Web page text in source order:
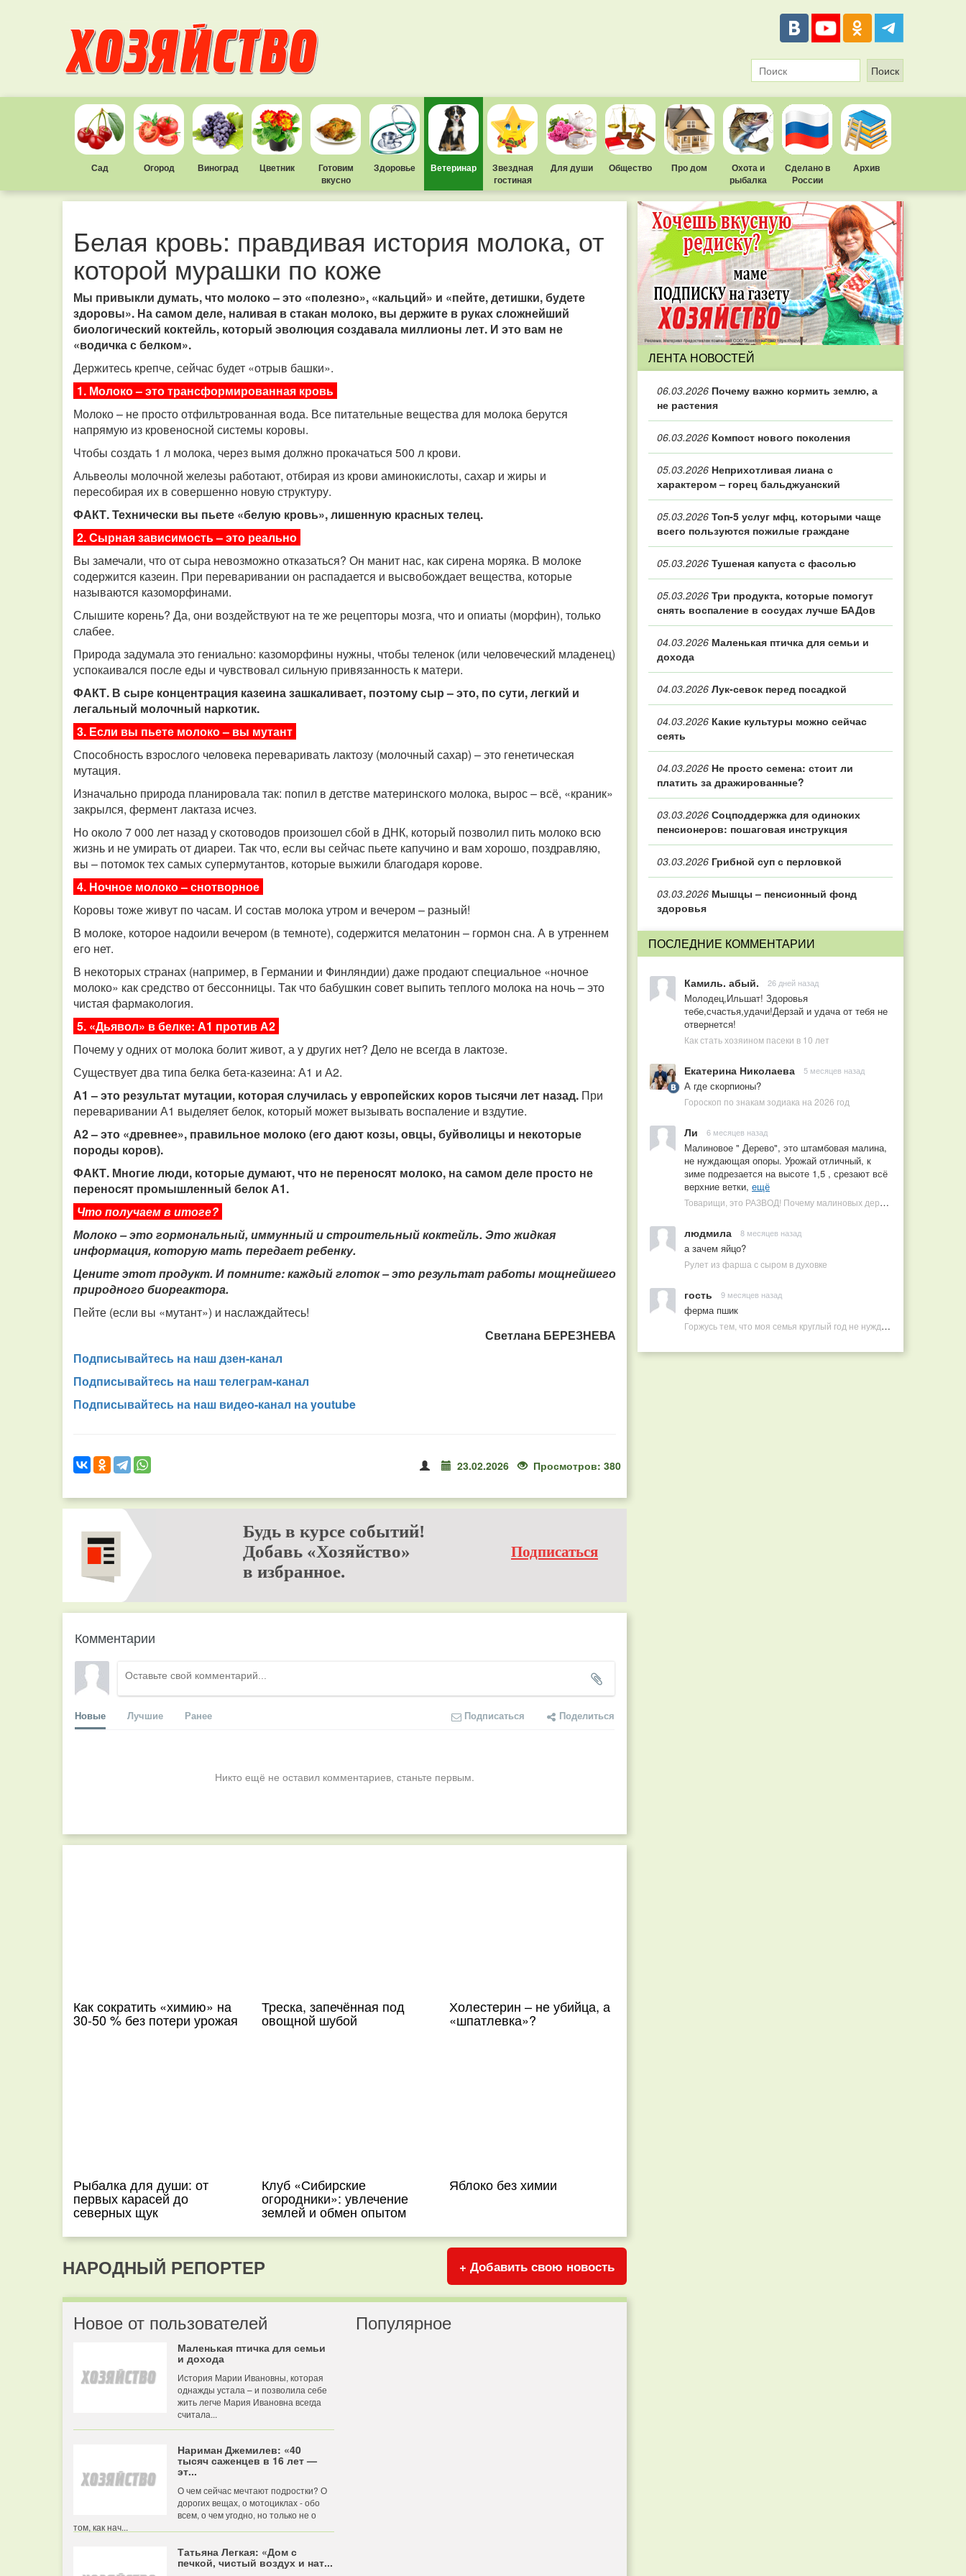
Сад Огород Виноград Цветник
Готовим
вкусно
Здоровье Ветеринар
Звездная
гостиная
Для души Общество Про дом
Охота и
рыбалка
Сделано в
России
Архив
Белая кровь: правдивая история молока, от
которой мурашки по коже
Мы привыкли думать, что молоко – это «полезно», «кальций» и «пейте, детишки, будете
здоровы». На самом деле, наливая в стакан молоко, вы держите в руках сложнейший
биологический коктейль, который эволюция создавала миллионы лет. И это вам не
«водичка с белком».
Держитесь крепче, сейчас будет «отрыв башки».
1. Молоко – это трансформированная кровь
Молоко – не просто отфильтрованная вода. Все питательные вещества для молока берутся
напрямую из кровеносной системы коровы.
Чтобы создать 1 л молока, через вымя должно прокачаться 500 л крови.
Альвеолы молочной железы работают, отбирая из крови аминокислоты, сахар и жиры и
пересобирая их в совершенно новую структуру.
ФАКТ. Технически вы пьете «белую кровь», лишенную красных телец.
2. Сырная зависимость – это реально
Вы замечали, что от сыра невозможно отказаться? Он манит нас, как сирена моряка. В молоке
содержится казеин. При переваривании он распадается и высвобождает вещества, которые
называются казоморфинами.
Слышите корень? Да, они воздействуют на те же рецепторы мозга, что и опиаты (морфин), только
слабее.
Природа задумала это гениально: казоморфины нужны, чтобы теленок (или человеческий младенец)
успокаивался после еды и чувствовал сильную привязанность к матери.
ФАКТ. В сыре концентрация казеина зашкаливает, поэтому сыр – это, по сути, легкий и
легальный молочный наркотик.
3. Если вы пьете молоко – вы мутант
Способность взрослого человека переваривать лактозу (молочный сахар) – это генетическая
мутация.
Изначально природа планировала так: попил в детстве материнского молока, вырос – всё, «краник»
закрылся, фермент лактаза исчез.
Но около 7 000 лет назад у скотоводов произошел сбой в ДНК, который позволил пить молоко всю
жизнь и не умирать от диареи. Так что, если вы сейчас пьете капучино и вам хорошо, поздравляю,
вы – потомок тех самых супермутантов, которые выжили благодаря корове.
4. Ночное молоко – снотворное
Коровы тоже живут по часам. И состав молока утром и вечером – разный!
В молоке, которое надоили вечером (в темноте), содержится мелатонин – гормон сна. А в утреннем
его нет.
В некоторых странах (например, в Германии и Финляндии) даже продают специальное «ночное
молоко» как средство от бессонницы. Так что бабушкин совет выпить теплого молока на ночь – это
чистая фармакология.
5. «Дьявол» в белке: А1 против А2
Почему у одних от молока болит живот, а у других нет? Дело не всегда в лактозе.
Существует два типа белка бета-казеина: А1 и А2.
А1 – это результат мутации, которая случилась у европейских коров тысячи лет назад. При
переваривании А1 выделяет белок, который может вызывать воспаление и вздутие.
А2 – это «древнее», правильное молоко (его дают козы, овцы, буйволицы и некоторые
породы коров).
ФАКТ. Многие люди, которые думают, что не переносят молоко, на самом деле просто не
переносят промышленный белок А1.
Что получаем в итоге?
Молоко – это гормональный, иммунный и строительный коктейль. Это жидкая
информация, которую мать передает ребенку.
Цените этот продукт. И помните: каждый глоток – это результат работы мощнейшего
природного биореактора.
Пейте (если вы «мутант») и наслаждайтесь!
Светлана БЕРЕЗНЕВА
Подписывайтесь на наш дзен-канал
Подписывайтесь на наш телеграм-канал
Подписывайтесь на наш видео-канал на youtube
23.02.2026 Просмотров: 380
Будь в курсе событий!
Добавь «Хозяйство»
в избранное.
Подписаться
Комментарии
Новые Лучшие Ранее Подписаться Поделиться
Никто ещё не оставил комментариев, станьте первым.
Как сократить «химию» на
30-50 % без потери урожая
Треска, запечённая под
овощной шубой
Холестерин – не убийца, а
«шпатлевка»?
Рыбалка для души: от
первых карасей до
северных щук
Клуб «Сибирские
огородники»: увлечение
землей и обмен опытом
Яблоко без химии
НАРОДНЫЙ РЕПОРТЕР + Добавить свою новость
Новое от пользователей
Маленькая птичка для семьи
и дохода
История Марии Ивановны, которая
однажды устала – и позволила себе
жить легче Мария Ивановна всегда
считала...
Нариман Джемилев: «40
тысяч саженцев в 16 лет —
эт...
О чем сейчас мечтают подростки? О
дорогих вещах, о мотоциклах - обо
всем, о чем угодно, но только не о
том, как нач...
Татьяна Легкая: «Дом с
печкой, чистый воздух и нат...
Популярное
ЛЕНТА НОВОСТЕЙ
06.03.2026 Почему важно кормить землю, а
не растения
06.03.2026 Компост нового поколения
05.03.2026 Неприхотливая лиана с
характером – горец бальджуанский
05.03.2026 Топ‑5 услуг мфц, которыми чаще
всего пользуются пожилые граждане
05.03.2026 Тушеная капуста с фасолью
05.03.2026 Три продукта, которые помогут
снять воспаление в сосудах лучше БАДов
04.03.2026 Маленькая птичка для семьи и
дохода
04.03.2026 Лук-севок перед посадкой
04.03.2026 Какие культуры можно сейчас
сеять
04.03.2026 Не просто семена: стоит ли
платить за дражированные?
03.03.2026 Соцподдержка для одиноких
пенсионеров: пошаговая инструкция
03.03.2026 Грибной суп с перловкой
03.03.2026 Мышцы – пенсионный фонд
здоровья
ПОСЛЕДНИЕ КОММЕНТАРИИ
Камиль. абый. 26 дней назад
Молодец,Ильшат! Здоровья
тебе,счастья,удачи!Дерзай и удача от тебя не
отвернется!
Как стать хозяином пасеки в 10 лет
Екатерина Николаева 5 месяцев назад
А где скорпионы?
Гороскоп по знакам зодиака на 2026 год
Ли 6 месяцев назад
Малиновое " Дерево", это штамбовая малина,
не нуждающая опоры. Урожай отличный, к
зиме подрезается на высоте 1,5 , срезают всё
верхние ветки, ещё
Товарищи, это РАЗВОД! Почему малиновых деревьев не бывает, или Как ушлые продавцы наживаются на мечтах садоводов
людмила 8 месяцев назад
а зачем яйцо?
Рулет из фарша с сыром в духовке
гость 9 месяцев назад
ферма пшик
Горжусь тем, что моя семья круглый год не нуждается в покупных витаминах